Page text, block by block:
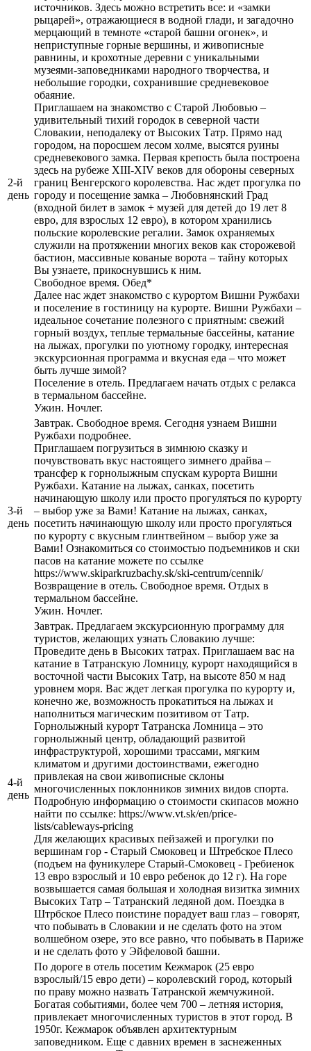
2-й
день
источников. Здесь можно встретить все: и «замки
рыцарей», отражающиеся в водной глади, и загадочно
мерцающий в темноте «старой башни огонек», и
неприступные горные вершины, и живописные
равнины, и крохотные деревни с уникальными
музеями-заповедниками народного творчества, и
небольшие городки, сохранившие средневековое
обаяние.
Приглашаем на знакомство с Старой Любовью –
удивительный тихий городок в северной части
Словакии, неподалеку от Высоких Татр. Прямо над
городом, на поросшем лесом холме, высятся руины
средневекового замка. Первая крепость была построена
здесь на рубеже XIII-XIV веков для обороны северных
границ Венгерского королевства. Нас ждет прогулка по
городу и посещение замка – Любовнянский Град
(входной билет в замок + музей для детей до 19 лет 8
евро, для взрослых 12 евро), в котором хранились
польские королевские регалии. Замок охраняемых
служили на протяжении многих веков как сторожевой
бастион, массивные кованые ворота – тайну которых
Вы узнаете, прикоснувшись к ним.
Свободное время. Обед*
Далее нас ждет знакомство с курортом Вишни Ружбахи
и поселение в гостиницу на курорте. Вишни Ружбахи –
идеальное сочетание полезного с приятным: свежий
горный воздух, теплые термальные бассейны, катание
на лыжах, прогулки по уютному городку, интересная
экскурсионная программа и вкусная еда – что может
быть лучше зимой?
Поселение в отель. Предлагаем начать отдых с релакса
в термальном бассейне.
Ужин. Ночлег.
3-й
день
Завтрак. Свободное время. Сегодня узнаем Вишни
Ружбахи подробнее.
Приглашаем погрузиться в зимнюю сказку и
почувствовать вкус настоящего зимнего драйва –
трансфер к горнолыжным спускам курорта Вишни
Ружбахи. Катание на лыжах, санках, посетить
начинающую школу или просто прогуляться по курорту
– выбор уже за Вами! Катание на лыжах, санках,
посетить начинающую школу или просто прогуляться
по курорту с вкусным глинтвейном – выбор уже за
Вами! Ознакомиться со стоимостью подъемников и ски
пасов на катание можете по ссылке
https://www.skiparkruzbachy.sk/ski-centrum/cennik/
Возвращение в отель. Свободное время. Отдых в
термальном бассейне.
Ужин. Ночлег.
4-й
день
Завтрак. Предлагаем экскурсионную программу для
туристов, желающих узнать Словакию лучше:
Проведите день в Высоких татрах. Приглашаем вас на
катание в Татранскую Ломницу, курорт находящийся в
восточной части Высоких Татр, на высоте 850 м над
уровнем моря. Вас ждет легкая прогулка по курорту и,
конечно же, возможность прокатиться на лыжах и
наполниться магическим позитивом от Татр.
Горнолыжный курорт Татранска Ломница – это
горнолыжный центр, обладающий развитой
инфраструктурой, хорошими трассами, мягким
климатом и другими достоинствами, ежегодно
привлекая на свои живописные склоны
многочисленных поклонников зимних видов спорта.
Подробную информацию о стоимости скипасов можно
найти по ссылке: https://www.vt.sk/en/price-
lists/cableways-pricing
Для желающих красивых пейзажей и прогулки по
вершинам гор - Старый Смоковец и Штребское Плесо
(подъем на фуникулере Старый-Смоковец - Гребиенок
13 евро взрослый и 10 евро ребенок до 12 г). На горе
возвышается самая большая и холодная визитка зимних
Высоких Татр – Татранский ледяной дом. Поездка в
Штрбское Плесо поистине порадует ваш глаз – говорят,
что побывать в Словакии и не сделать фото на этом
волшебном озере, это все равно, что побывать в Париже
и не сделать фото у Эйфеловой башни.
По дороге в отель посетим Кежмарок (25 евро
взрослый/15 евро дети) – королевский город, который
по праву можно назвать Татранской жемчужиной.
Богатая событиями, более чем 700 – летняя история,
привлекает многочисленных туристов в этот город. В
1950г. Кежмарок объявлен архитектурным
заповедником. Еще с давних времен в заснеженных